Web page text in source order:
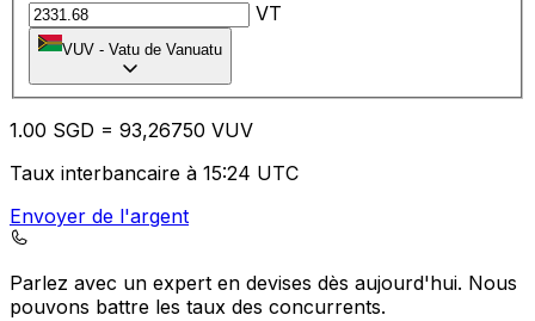
VT
VUV - Vatu de Vanuatu
1.00 SGD = 93,26750 VUV
Taux interbancaire à 15:24 UTC
Envoyer de l'argent
Parlez avec un expert en devises dès aujourd'hui. Nous
pouvons battre les taux des concurrents.